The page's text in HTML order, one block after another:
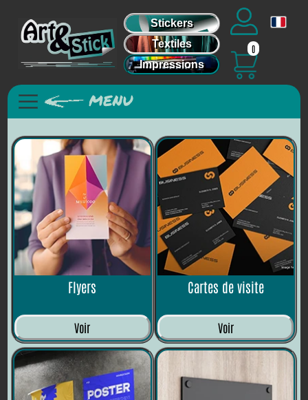
Stickers
Textiles
Impressions
0
Flyers
Voir
Cartes de visite
Voir